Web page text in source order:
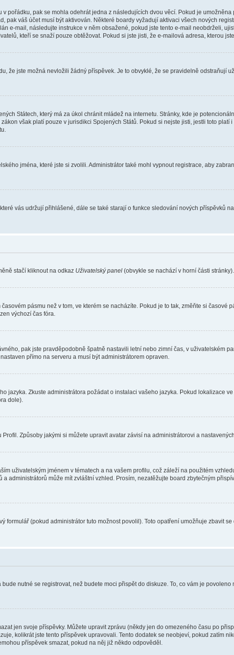
pořádku, pak se mohla odehrát jedna z následujících dvou věcí. Pokud je
pak váš účet musí být aktivován. Některé boardy vyžadují aktivaci všech nových
e-mail, následujte instrukce v něm obsažené, pokud jste tento e-mail neobdrželi,
kteří se snaží pouze obtěžovat. Pokud si jste jisti, že e-mailová adresa, kterou
že jste možná nevložili žádný příspěvek. Je to obvyklé, že se pravidelně odstraňují
Státech, který má za úkol chránit mládež na internetu. Stránky, kde je
však platí pouze v jurisdikci Spojených Států. Pokud si nejste jisti, jestli toto
jména, které jste si zvolili. Administrátor také mohl vypnout registrace, aby
vás udržují přihlášené, dále se také starají o funkce sledování nových příspěvků
stačí kliknout na odkaz Uživatelský panel (obvykle se nachází v horní části
pásmu než v tom, ve kterém se nacházíte. Pokud je to tak, změňte si časové
výchozí čas fóra.
pak jste pravděpodobně špatně nastavili letní nebo zimní čas, v uživatelském
přímo na serveru a musí být administrátorem opraven.
jazyka. Zkuste administrátora požádat o instalaci vašeho jazyka. Pokud lokalizace
dole).
Způsoby jakými si můžete upravit avatar závisí na administrátorovi a
uživatelským jménem v tématech a na vašem profilu, což záleží na použitém
administrátorů může mít zvláštní vzhled. Prosím, nezatěžujte board zbytečným
(pokud administrátor tuto možnost povolil). Toto opatření umožňuje zbavit
nutné se registrovat, než budete moci přispět do diskuze. To, co vám je
jen svoje příspěvky. Můžete upravit zprávu (někdy jen do omezeného času po
kolikrát jste tento příspěvek upravovali. Tento dodatek se neobjeví, pokud zatím
příspěvek smazat, pokud na něj již někdo odpověděl.